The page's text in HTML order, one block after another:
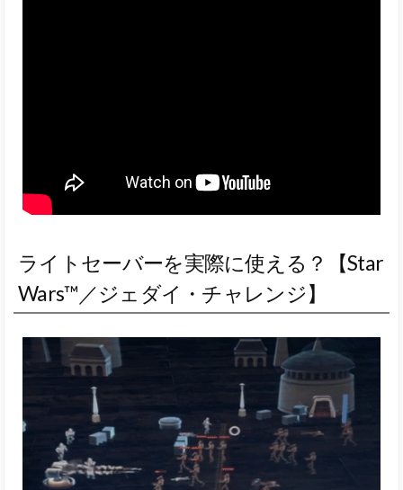
ライトセーバーを実際に使える？【Star
Wars™／ジェダイ・チャレンジ】